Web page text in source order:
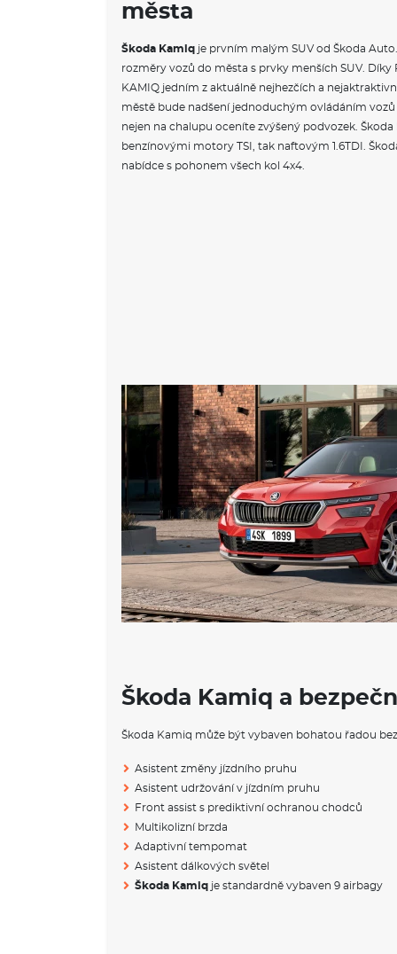
města
Škoda Kamiq je prvním malým SUV od Škoda Auto.
rozměry vozů do města s prvky menších SUV. Díky
KAMIQ jedním z aktuálně nejhezčích a
městě bude nadšení jednoduchým ovládáním
nejen na chalupu oceníte zvýšený podvozek. Škoda
benzínovými motory TSI, tak naftovým 1.6TDI.
nabídce s pohonem všech kol 4x4.
Škoda Kamiq a
Škoda Kamiq může být vybaven bohatou řadou
Asistent změny jízdního pruhu
Asistent udržování v jízdním pruhu
Front assist s prediktivní ochranou chodců
Multikolizní brzda
Adaptivní tempomat
Asistent dálkových světel
Škoda Kamiq je standardně vybaven 9 airbagy